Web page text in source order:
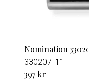
Nomination
330207_11
397 kr